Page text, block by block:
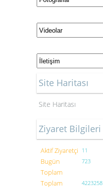
Site Haritası
Site Haritası
Ziyaret Bilgileri
Aktif Ziyaretçi 11
Bugün
Toplam
723
Toplam
4223258